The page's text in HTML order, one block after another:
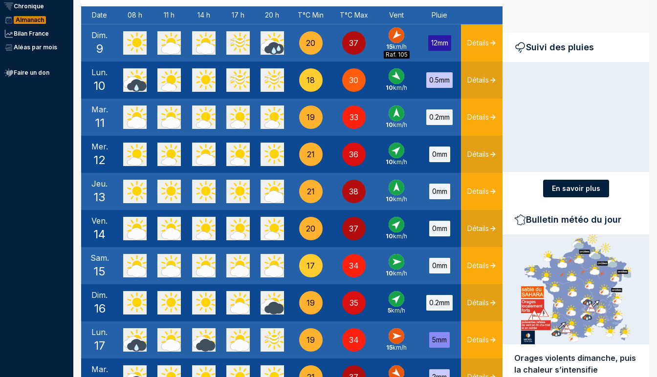
Chronique
Almanach
Bilan France
Aléas par mois
Faire un don
Date 08 h 11 h 14 h 17 h 20 h T°C Min T°C Max Vent Pluie
Dim.
9 20 37
NE -
15km/h
Raf. 105
12mm Détails
Lun.
10 18 30
NO -
10km/h
0.5mm Détails
Mar.
11 19 33
S -
10km/h
0.2mm Détails
Mer.
12 21 36
SO -
10km/h
0mm Détails
Jeu.
13 21 38
S -
10km/h
0mm Détails
Ven.
14 20 37
SO -
10km/h
0mm Détails
Sam.
15 17 34
O -
10km/h
0mm Détails
Dim.
16 19 35
SO
5km/h
0.2mm Détails
Lun.
17 19 34
O -
15km/h
5mm Détails
Mar.
Suivi des pluies
En savoir plus
Bulletin météo du jour
Orages violents dimanche, puis
la chaleur s’intensifie